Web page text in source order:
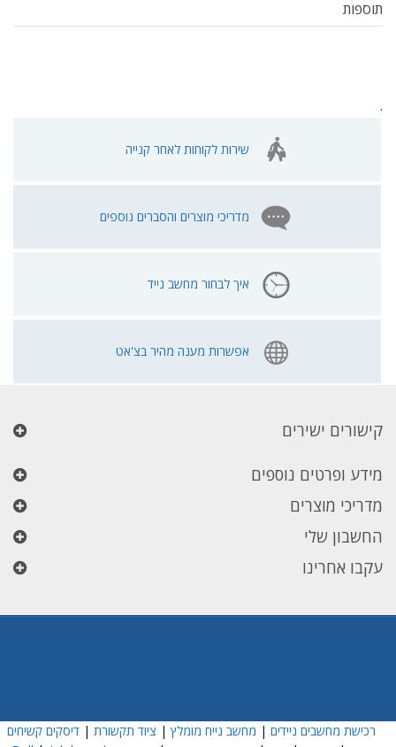
תוספות
.
שירות לקוחות לאחר קנייה
מדריכי מוצרים והסברים נוספים
איך לבחור מחשב נייד
אפשרות מענה מהיר בצ'אט
קישורים ישירים
מידע ופרטים נוספים
מדריכי מוצרים
החשבון שלי
עקבו אחרינו
רכישת מחשבים ניידים | מחשב נייח מומלץ | ציוד תקשורת |דיסקים קשיחים